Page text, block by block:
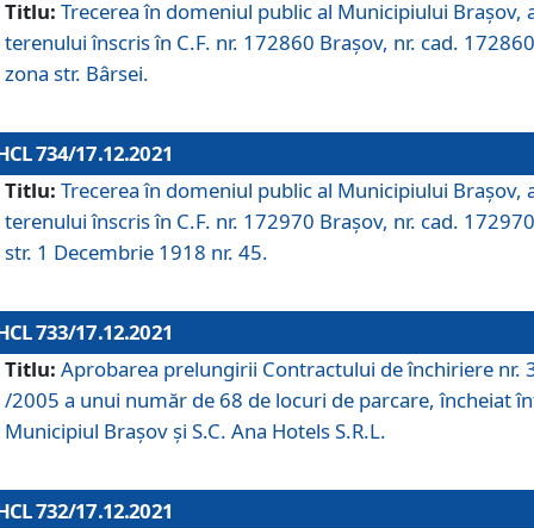
Titlu: Trecerea în domeniul public al Municipiului Braşov,
terenului înscris în C.F. nr. 172860 Brașov, nr. cad.
zona str. Bârsei.
734/17.12.2021
Titlu: Trecerea în domeniul public al Municipiului Braşov,
terenului înscris în C.F. nr. 172970 Brașov, nr. cad.
str. 1 Decembrie 1918 nr. 45.
733/17.12.2021
Titlu: Aprobarea prelungirii Contractului de închiriere nr.
/2005 a unui număr de 68 de locuri de parcare, încheiat
Municipiul Braşov şi S.C. Ana Hotels S.R.L.
732/17.12.2021